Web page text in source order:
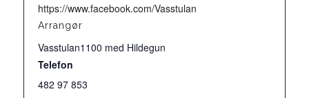
https://www.facebook.com/Vasstulan
Arrangør
Vasstulan1100 med Hildegun
Telefon
482 97 853